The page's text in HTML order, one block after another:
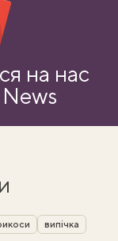
на нас
випічка